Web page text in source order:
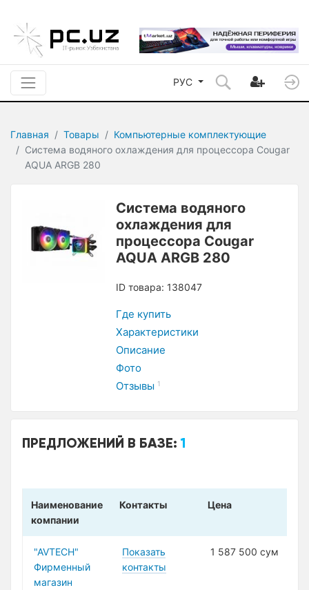
РУС
Главная Товары
Компьютерные комплектующие
Система водяного охлаждения для процессора Cougar
AQUA ARGB 280
Система водяного
охлаждения для
процессора Cougar
AQUA ARGB 280
ID товара: 138047
Где купить
Характеристики
Описание
Фото
Отзывы 1
ПРЕДЛОЖЕНИЙ В БАЗЕ:1
Наименование
компании
Контакты Цена
"AVTECH"
Фирменный
магазин
Показать
контакты
1 587 500 сум